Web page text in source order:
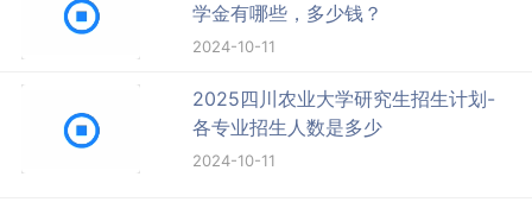
学金有哪些，多少钱？
2024-10-11
2025四川农业大学研究生招生计划-
各专业招生人数是多少
2024-10-11